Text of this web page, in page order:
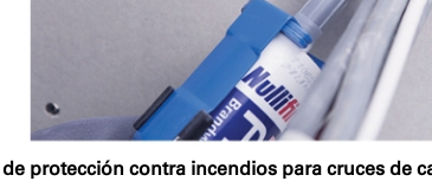
protección contra incendios para cruces de